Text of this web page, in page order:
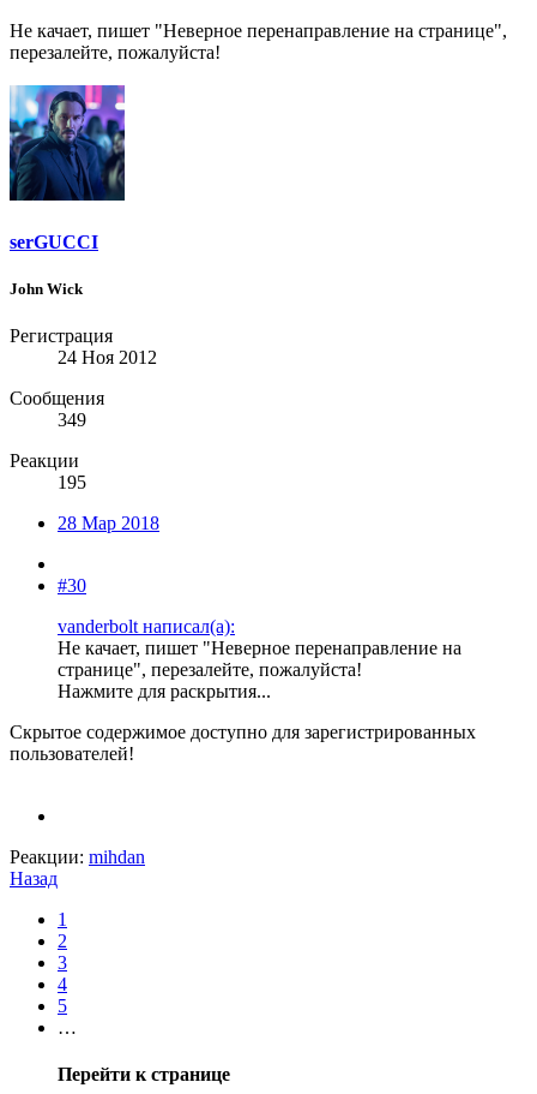
Не качает, пишет "Неверное перенаправление на странице",
перезалейте, пожалуйста!
serGUCCI
John Wick
Регистрация
24 Ноя 2012
Сообщения
349
Реакции
195
28 Мар 2018
#30
vanderbolt написал(а):
Не качает, пишет "Неверное перенаправление на
странице", перезалейте, пожалуйста!
Нажмите для раскрытия...
Скрытое содержимое доступно для зарегистрированных
пользователей!
Реакции: mihdan
Назад
1
2
3
4
5
…
Перейти к странице